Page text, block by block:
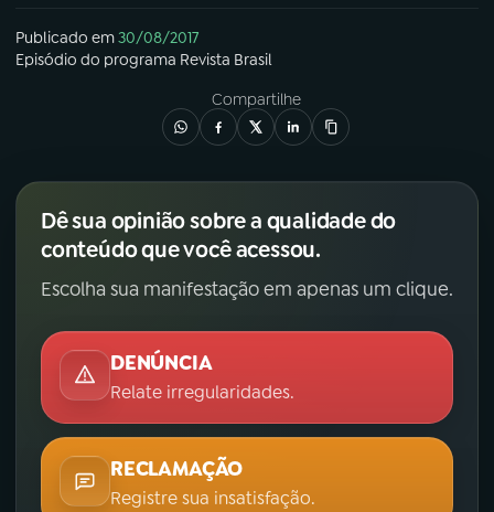
FESTIVAL DE MÚSICA
ACOMPANHE A RÁDIO NACIONAL
Facebook
TikTok
Publicado em30/08/2017
Episódio do programa Revista Brasil
Compartilhe
Dê sua opinião sobre a qualidade do
conteúdo que você acessou.
Escolha sua manifestação em apenas um clique.
DENÚNCIA
Relate irregularidades.
RECLAMAÇÃO
Registre sua insatisfação.